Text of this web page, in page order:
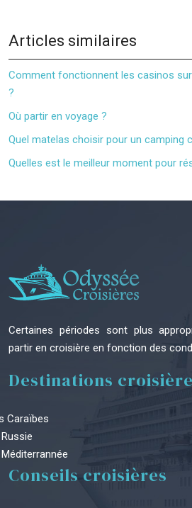
Articles similaires
Comment fonctionnent les casinos
?
Où partir en voyage ?
Quel matelas choisir pour un camping
Quelles est le meilleur moment pour
Certaines périodes sont plus
partir en croisière en fonction des
Destinations
Caraïbes
Conseils croisières